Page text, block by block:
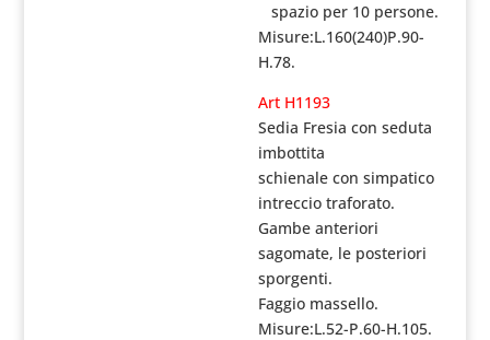
spazio per 10 persone.
Misure:L.160(240)P.90-
H.78.
Art H1193
Sedia Fresia con seduta
imbottita
schienale con simpatico
intreccio traforato.
Gambe anteriori
sagomate, le posteriori
sporgenti.
Faggio massello.
Misure:L.52-P.60-H.105.